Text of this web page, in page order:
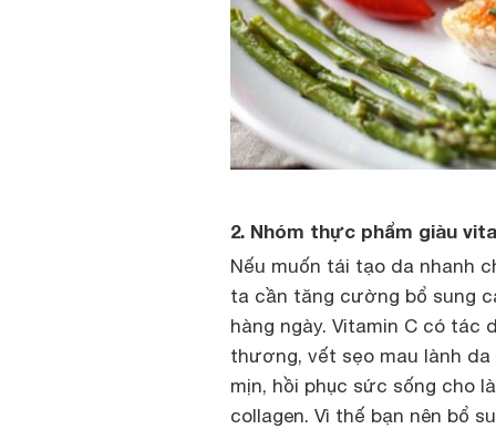
2. Nhóm thực phẩm giàu
Nếu muốn tái tạo da nhanh
ta cần tăng cường bổ sung
hàng ngày. Vitamin C có tác
thương, vết sẹo mau lành
mịn, hồi phục sức sống cho
collagen. Vì thế bạn nên bổ